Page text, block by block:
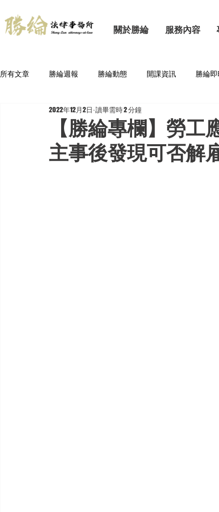
關於勝綸 服務內容
所有文章 勝綸週報 勝綸動態 開課資訊 勝綸
【勝綸專欄】勞
主事後發現可否解
2022年12月2日 讀畢需時 2 分鐘